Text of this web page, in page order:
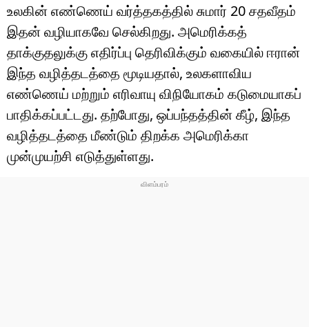
உலகின் எண்ணெய் வர்த்தகத்தில் சுமார் 20 சதவீதம்
இதன் வழியாகவே செல்கிறது. அமெரிக்கத்
தாக்குதலுக்கு எதிர்ப்பு தெரிவிக்கும் வகையில் ஈரான்
இந்த வழித்தடத்தை மூடியதால், உலகளாவிய
எண்ணெய் மற்றும் எரிவாயு விநியோகம் கடுமையாகப்
பாதிக்கப்பட்டது. தற்போது, ​​ஒப்பந்தத்தின் கீழ், இந்த
வழித்தடத்தை மீண்டும் திறக்க அமெரிக்கா
முன்முயற்சி எடுத்துள்ளது.